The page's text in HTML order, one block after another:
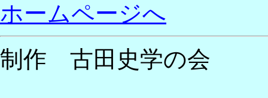
ホームページへ
制作 古田史学の会